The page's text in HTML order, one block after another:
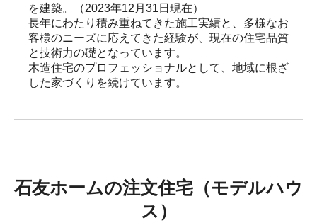
を建築。（2023年12月31日現在）
長年にわたり積み重ねてきた施工実績と、多様なお
客様のニーズに応えてきた経験が、現在の住宅品質
と技術力の礎となっています。
木造住宅のプロフェッショナルとして、地域に根ざ
した家づくりを続けています。
石友ホームの注文住宅（モデルハウ
ス）